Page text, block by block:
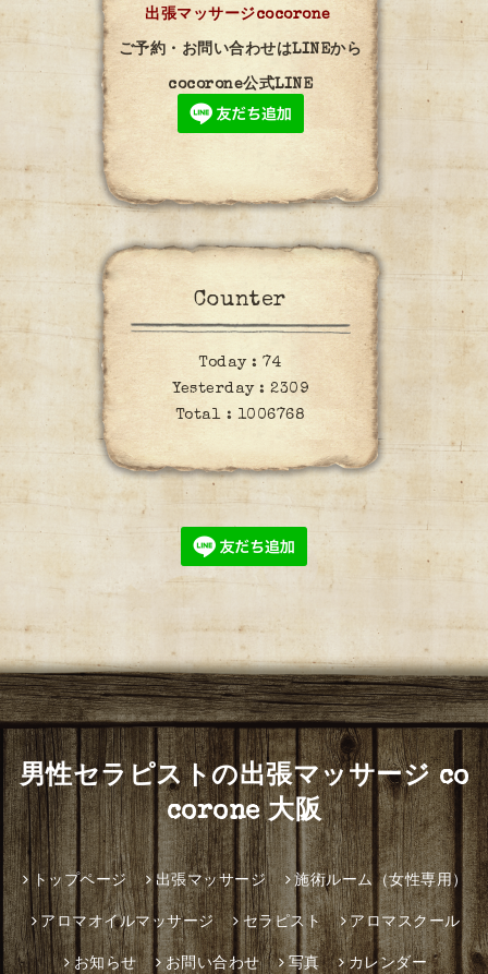
出張マッサージcocorone
ご予約・お問い合わせはLINEから
cocorone公式LINE
Counter
Today : 74
Yesterday : 2309
Total : 1006768
男性セラピストの出張マッサージ co
corone 大阪
トップページ 出張マッサージ 施術ルーム（女性専用）
アロマオイルマッサージ セラピスト アロマスクール
お知らせ お問い合わせ 写真 カレンダー